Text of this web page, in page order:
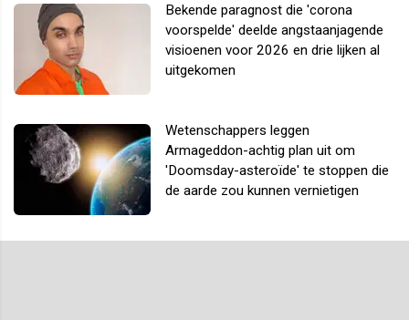
Bekende paragnost die 'corona
voorspelde' deelde angstaanjagende
visioenen voor 2026 en drie lijken al
uitgekomen
Wetenschappers leggen
Armageddon-achtig plan uit om
'Doomsday-asteroïde' te stoppen die
de aarde zou kunnen vernietigen